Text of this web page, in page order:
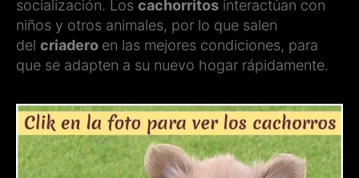
socialización. Los cachorritos interactúan con
niños y otros animales, por lo que salen
del criadero en las mejores condiciones, para
que se adapten a su nuevo hogar rápidamente.